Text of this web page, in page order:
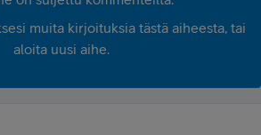
muita kirjoituksia tästä aiheesta, tai
aloita uusi aihe.